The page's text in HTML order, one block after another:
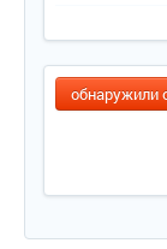
обнаружили